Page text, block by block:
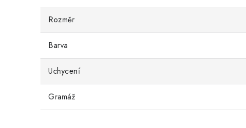
Rozměr
Barva
Uchycení
Gramáž